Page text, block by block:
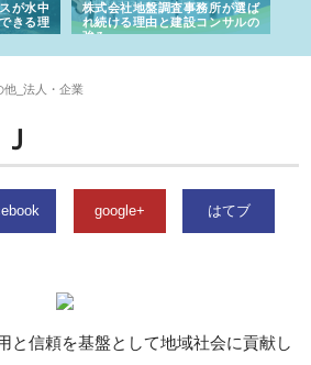
査事務所が選ば
建設コンサルの
株式会社名神精工の最新ニュ
スリリース一覧と注目トピック
他_法人・企業
google+ はてブ
と信頼を基盤として地域社会に貢献し